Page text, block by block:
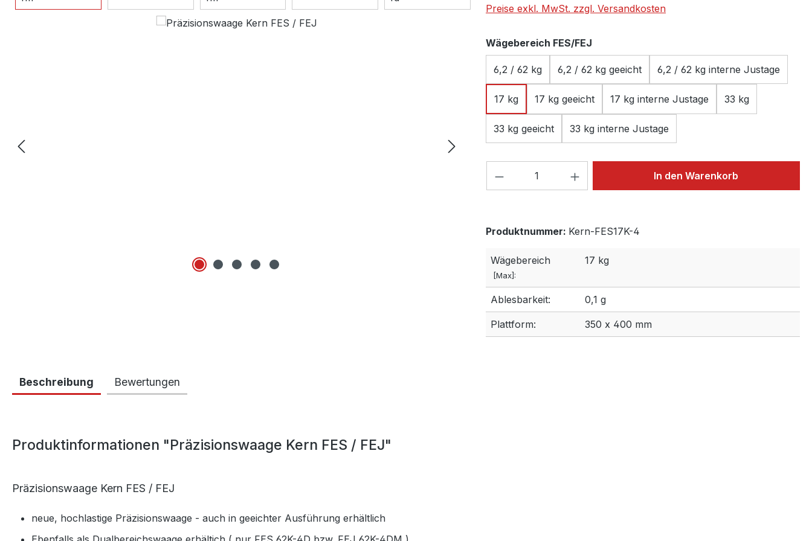
Preise exkl. MwSt. zzgl. Versandkosten
Wägebereich FES/FEJ
6,2 / 62 kg 6,2 / 62 kg geeicht 6,2 / 62 kg interne Justage
17 kg 17 kg geeicht 17 kg interne Justage 33 kg
33 kg geeicht 33 kg interne Justage
Produkt Anzahl: Gib den gewünschten Wert
In den Warenkorb
Produktnummer: Kern-FES17K-4
Wägebereich
[Max]:
17 kg
Ablesbarkeit: 0,1 g
Plattform: 350 x 400 mm
Beschreibung Bewertungen
Produktinformationen "Präzisionswaage Kern FES / FEJ"
Präzisionswaage Kern FES / FEJ
neue, hochlastige Präzisionswaage - auch in geeichter Ausführung erhältlich